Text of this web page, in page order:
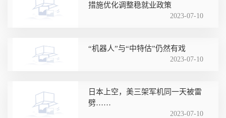
措施优化调整稳就业政策
2023-07-10
“机器人”与“中特估”仍然有戏
2023-07-10
日本上空，美三架军机同一天被雷
劈……
2023-07-10